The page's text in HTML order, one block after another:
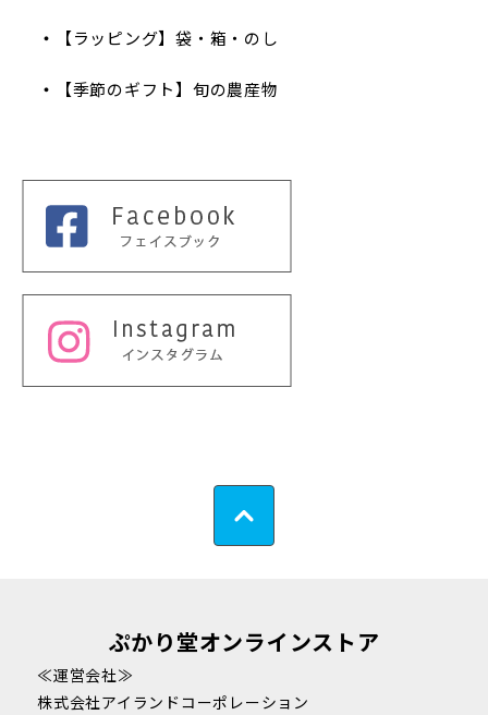
【ラッピング】袋・箱・のし
【季節のギフト】旬の農産物
ぷかり堂オンラインストア
≪運営会社≫
株式会社アイランドコーポレーション